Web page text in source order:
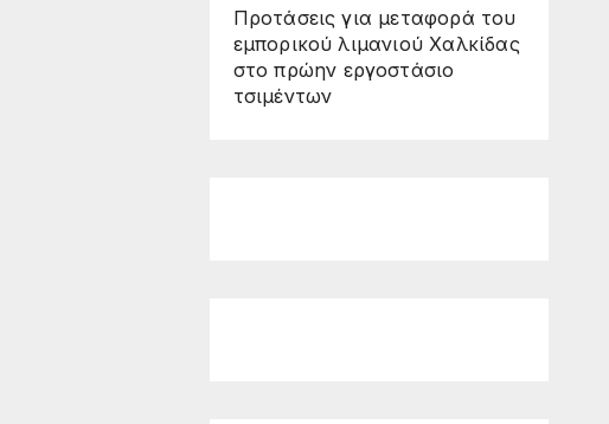
Προτάσεις για μεταφορά του
εμπορικού λιμανιού Χαλκίδας
στο πρώην εργοστάσιο
τσιμέντων